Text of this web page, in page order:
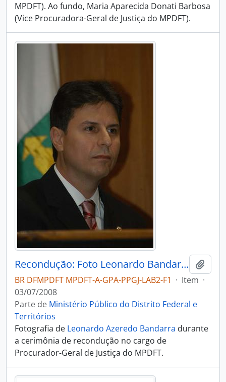
MPDFT). Ao fundo, Maria Aparecida Donati Barbosa
(Vice Procuradora-Geral de Justiça do MPDFT).
Recondução: Foto Leonardo Bandarra Durante a Cerimônia
BR DFMPDFT MPDFT-A-GPA-PPGJ-LAB2-F1 · Item ·
03/07/2008
Parte de Ministério Público do Distrito Federal e
Territórios
Fotografia de Leonardo Azeredo Bandarra durante
a cerimônia de recondução no cargo de
Procurador-Geral de Justiça do MPDFT.